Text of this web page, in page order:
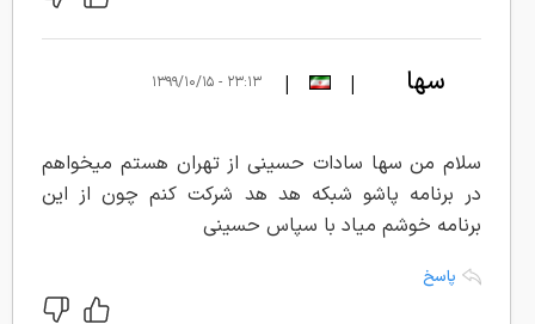
سها |
| ۲۳:۱۳ - ۱۳۹۹/۱۰/۱۵
سلام من سها سادات حسینی از تهران هستم میخواهم
در برنامه پاشو شبکه هد هد شرکت کنم چون از این
برنامه خوشم میاد با سپاس حسینی
پاسخ